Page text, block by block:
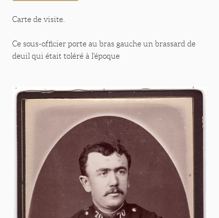
Carte de visite.
Ce sous-officier porte au bras gauche un brassard de
deuil qui était toléré à l'époque